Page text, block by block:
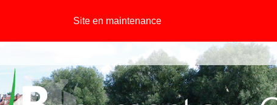
Site en maintenance